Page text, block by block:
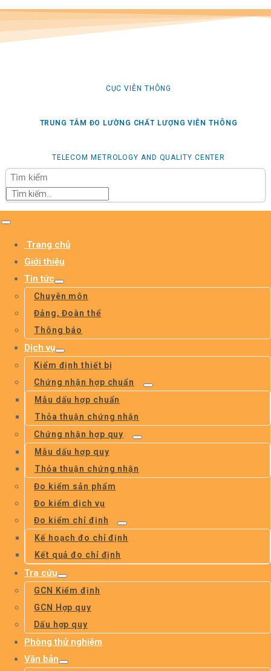
CỤC VIỄN THÔNG
TRUNG TÂM ĐO LƯỜNG CHẤT LƯỢNG VIỄN THÔNG
TELECOM METROLOGY AND QUALITY CENTER
Tìm kiếm
Trang chủ
Giới thiệu
Tin tức
Chuyên môn
Đảng, Đoàn thể
Thông báo
Dịch vụ
Kiểm định thiết bị
Chứng nhận hợp chuẩn
Mẫu dấu hợp chuẩn
Thỏa thuận chứng nhận
Chứng nhận hợp quy
Mẫu dấu hợp quy
Thỏa thuận chứng nhận
Đo kiểm sản phẩm
Đo kiểm dịch vụ
Đo kiểm chỉ định
Kế hoạch đo chỉ định
Kết quả đo chỉ định
Tra cứu
GCN Kiểm định
GCN Hợp quy
Dấu hợp quy
Phòng thử nghiệm
Văn bản